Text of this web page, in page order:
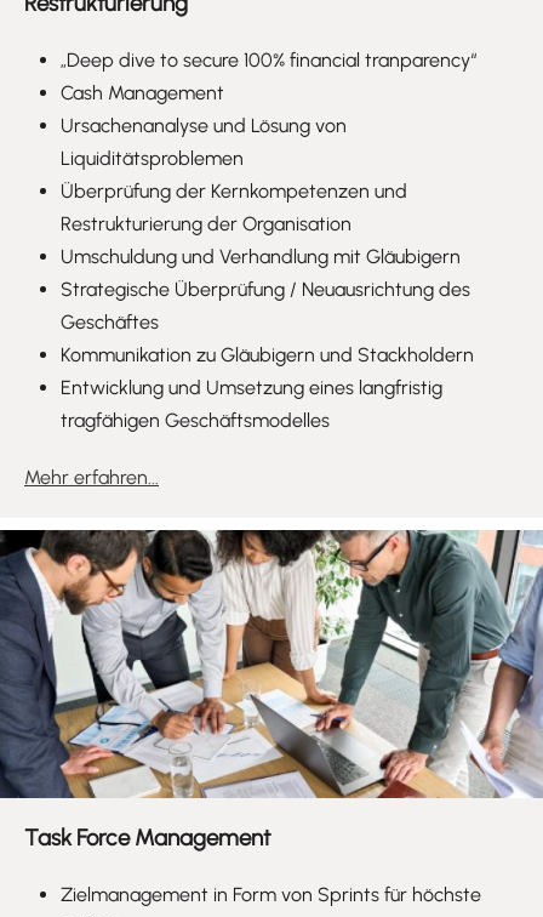
„Deep dive to secure 100% financial tranparency“
Cash Management
Ursachenanalyse und Lösung von
Liquiditätsproblemen
Überprüfung der Kernkompetenzen und
Restrukturierung der Organisation
Umschuldung und Verhandlung mit Gläubigern
Strategische Überprüfung / Neuausrichtung des
Geschäftes
Kommunikation zu Gläubigern und Stackholdern
Entwicklung und Umsetzung eines langfristig
tragfähigen Geschäftsmodelles
Mehr erfahren...
Task Force Management
Zielmanagement in Form von Sprints für höchste